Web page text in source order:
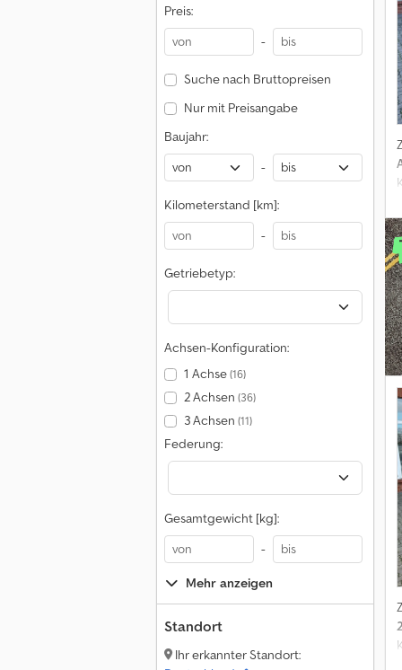
Preis:
-
Suche nach Bruttopreisen
Nur mit Preisangabe
Baujahr:
-
Kilometerstand [km]:
-
Getriebetyp:
Achsen-Konfiguration:
1 Achse(16)
2 Achsen (36)
3 Achsen (11)
Federung:
Gesamtgewicht [kg]:
-
Mehr anzeigen
Standort
Ihr erkannter Standort: